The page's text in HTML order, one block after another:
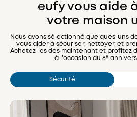
eufy vous aide
votre maison
Nous avons sélectionné quelques-uns
vous aider à sécuriser, nettoyer, et
Achetez-les dès maintenant et profitez
à l'occasion du 8ᵉ
Sécurité